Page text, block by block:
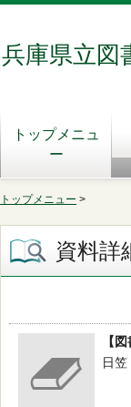
兵庫県立図
トップメニュ
ー
トップメニュー >
資料詳
【
日